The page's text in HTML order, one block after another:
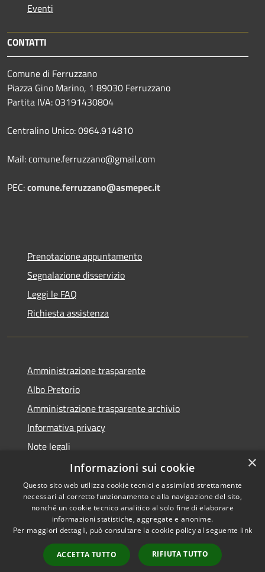
Eventi
CONTATTI
Comune di Ferruzzano
Piazza Gino Marino, 1 89030 Ferruzzano
Partita IVA: 03191430804
Centralino Unico: 0964.914810
Mail: comune.ferruzzano@gmail.com
PEC:comune.ferruzzano@asmepec.it
Prenotazione appuntamento
Segnalazione disservizio
Leggi le FAQ
Richiesta assistenza
Amministrazione trasparente
Albo Pretorio
Amministrazione trasparente archivio
Informativa privacy
Note legali
Dichiarazione di accessibilità
RSS
Accessibilità
Copyright © 2026 • Comune di
Ferruzzano • Powered by
Municipium•
Accesso
redazione
×
Informazioni sui cookie
Questo sito web utilizza cookie tecnici e assimilati strettamente
necessari al corretto funzionamento e alla navigazione del sito,
nonché un cookie tecnico analitico al solo fine di elaborare
informazioni statistiche, aggregate e anonime.
Per maggiori dettagli, può consultare la cookie policy al seguente link
ACCETTA TUTTO RIFIUTA TUTTO